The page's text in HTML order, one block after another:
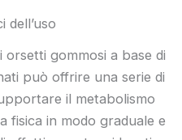
dell’uso
orsetti gommosi a base di
può offrire una serie di
il metabolismo
in modo graduale e